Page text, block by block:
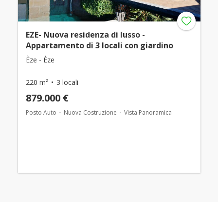
EZE- Nuova residenza di lusso -
Appartamento di 3 locali con giardino
Èze - Èze
220 m² 3 locali
879.000 €
Posto Auto Nuova Costruzione Vista Panoramica